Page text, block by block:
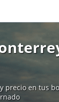
precio en tus